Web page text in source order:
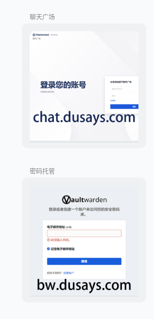
聊天广场
密码托管